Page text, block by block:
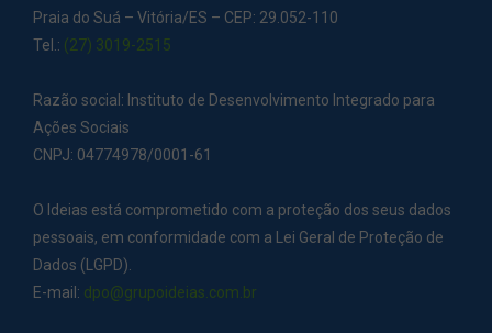
Praia do Suá – Vitória/ES – CEP: 29.052-110
Tel.: (27) 3019-2515
Razão social: Instituto de Desenvolvimento Integrado para
Ações Sociais
CNPJ: 04774978/0001-61
O Ideias está comprometido com a proteção dos seus dados
pessoais, em conformidade com a Lei Geral de Proteção de
Dados (LGPD).
E-mail: dpo@grupoideias.com.br